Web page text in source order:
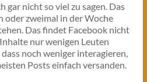
gar nicht so viel zu sagen. Das
oder zweimal in der Woche
Das findet Facebook nicht
nur wenigen Leuten
noch weniger interagieren,
Posts einfach versanden.